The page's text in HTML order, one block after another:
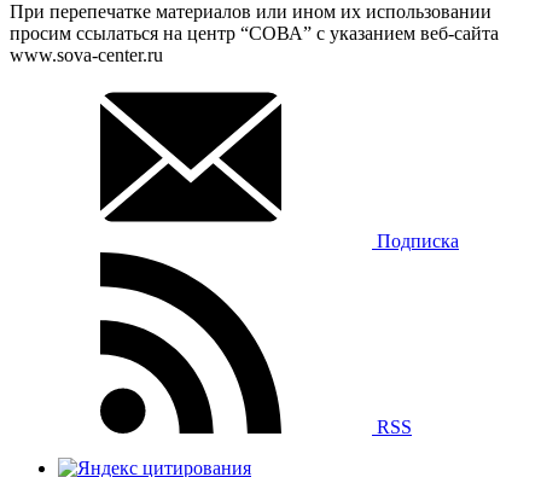
При перепечатке материалов или ином их использовании
просим ссылаться на центр “СОВА” с указанием веб-сайта
www.sova-center.ru
Подписка
RSS